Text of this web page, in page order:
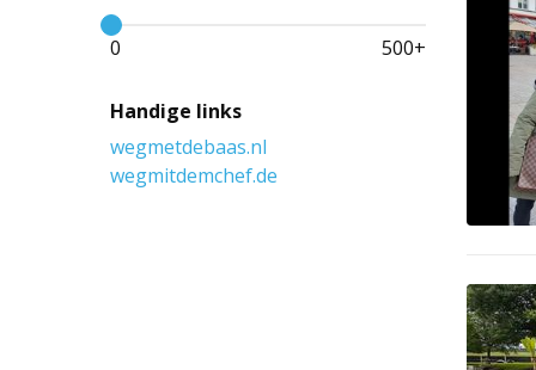
0 500+
Handige links
wegmetdebaas.nl
wegmitdemchef.de